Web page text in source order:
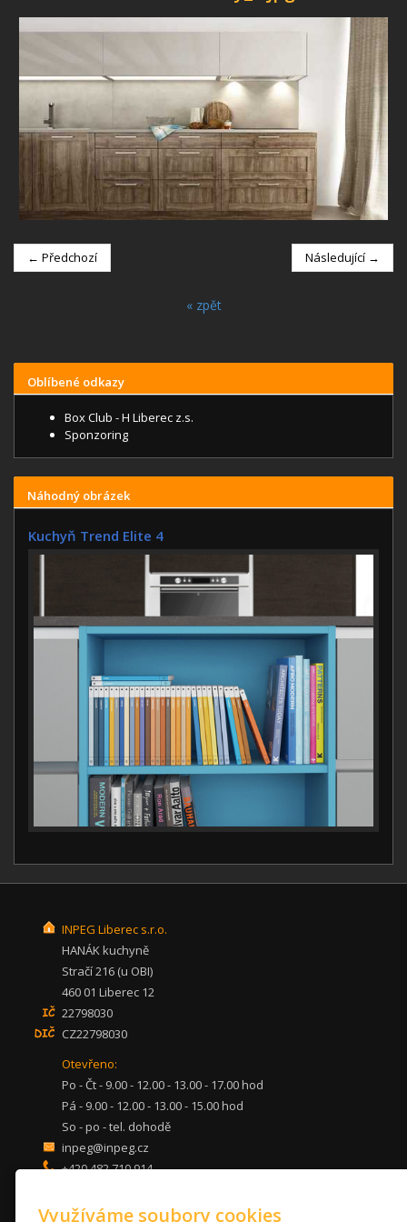
← Předchozí Následující →
« zpět
Oblíbené odkazy
Box Club - H Liberec z.s.
Sponzoring
Náhodný obrázek
Kuchyň Trend Elite 4
INPEG Liberec s.r.o.
HANÁK kuchyně
Stračí 216 (u OBI)
460 01 Liberec 12
22798030
CZ22798030
Otevřeno:
Po - Čt - 9.00 - 12.00 - 13.00 - 17.00 hod
Pá - 9.00 - 12.00 - 13.00 - 15.00 hod
So - po - tel. dohodě
inpeg@inpeg.cz
+420 482 710 914
Využíváme soubory cookies